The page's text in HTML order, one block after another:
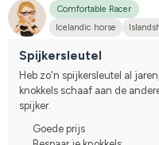
Comfortable Racer
Icelandic horse
Spijkersleutel
Heb zo'n spijkersleutel al
knokkels schaaf aan de
spijker.
Goede prijs